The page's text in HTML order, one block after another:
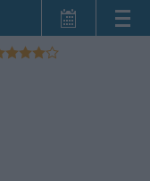
Home Page